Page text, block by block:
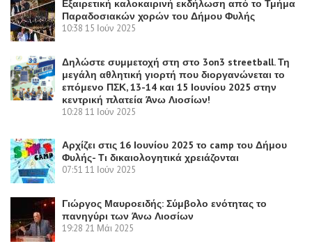
Εξαιρετική καλοκαιρινή εκδήλωση από το Τμήμα
Παραδοσιακών χορών του Δήμου Φυλής
10:38 15 Ιούν 2025
Δηλώστε συμμετοχή στη στο 3on3 streetball. Τη
μεγάλη αθλητική γιορτή που διοργανώνεται το
επόμενο ΠΣΚ, 13-14 και 15 Ιουνίου 2025 στην
κεντρική πλατεία Άνω Λιοσίων!
10:28 11 Ιούν 2025
Αρχίζει στις 16 Ιουνίου 2025 το camp του Δήμου
Φυλής- Τι δικαιολογητικά χρειάζονται
07:51 11 Ιούν 2025
Γιώργος Μαυροειδής: Σύμβολο ενότητας το
πανηγύρι των Άνω Λιοσίων
19:28 21 Μάι 2025